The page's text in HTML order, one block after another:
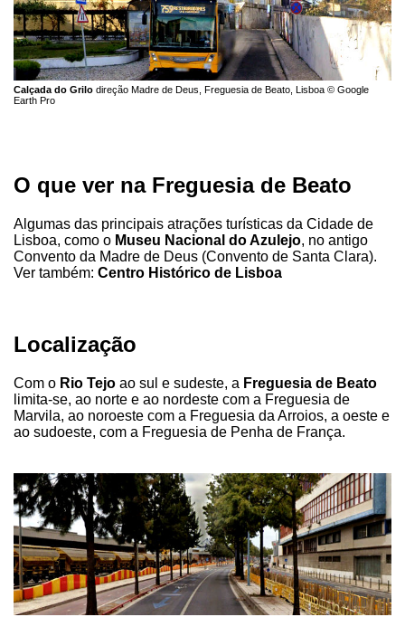
Calçada do Grilo direção Madre de Deus, Freguesia de Beato, Lisboa © Google
Earth Pro
O que ver na Freguesia de Beato
Algumas das principais atrações turísticas da Cidade de
Lisboa, como o Museu Nacional do Azulejo, no antigo
Convento da Madre de Deus (Convento de Santa Clara).
Ver também: Centro Histórico de Lisboa
Localização
Com o Rio Tejo ao sul e sudeste, a Freguesia de Beato
limita-se, ao norte e ao nordeste com a Freguesia de
Marvila, ao noroeste com a Freguesia da Arroios, a oeste e
ao sudoeste, com a Freguesia de Penha de França.